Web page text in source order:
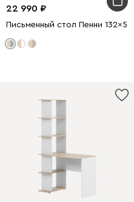
22 990
Письменный стол Пенни